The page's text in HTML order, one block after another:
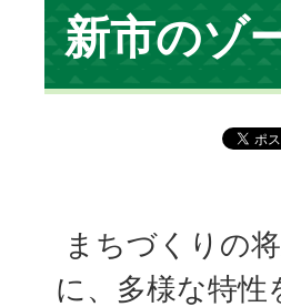
新市のゾ
まちづくりの
に、多様な特